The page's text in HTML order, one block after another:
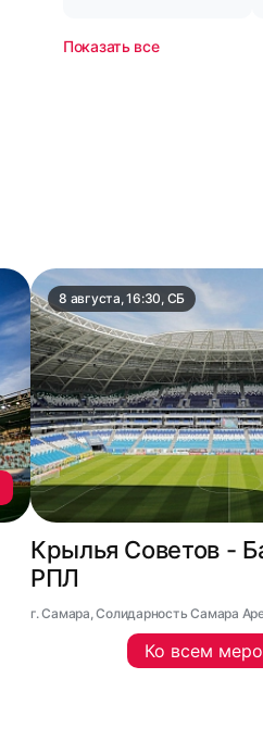
Показать все
8 августа, 16:30, СБ
Крылья Советов -
РПЛ
г. Самара, Солидарность Самара
Ко всем